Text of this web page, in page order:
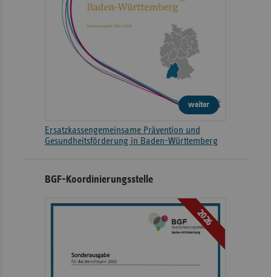
weiter
Ersatzkassengemeinsame Prävention und
Gesundheitsförderung in Baden-Württemberg
BGF-Koordinierungsstelle
2026